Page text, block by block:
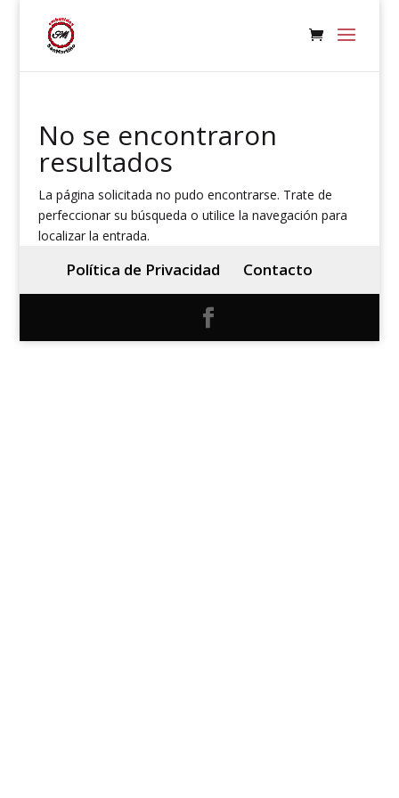
No se encontraron
resultados
La página solicitada no pudo encontrarse. Trate de
perfeccionar su búsqueda o utilice la navegación para
localizar la entrada.
Política de Privacidad Contacto